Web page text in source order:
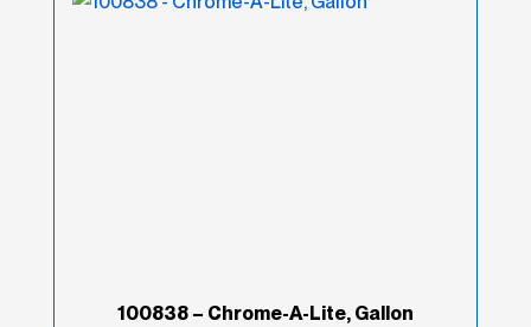
100838 – Chrome-A-Lite, Gallon